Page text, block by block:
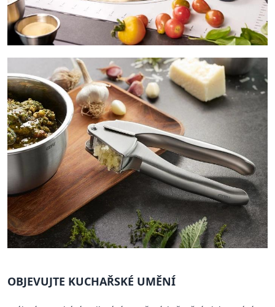
OBJEVUJTE KUCHAŘSKÉ UMĚNÍ